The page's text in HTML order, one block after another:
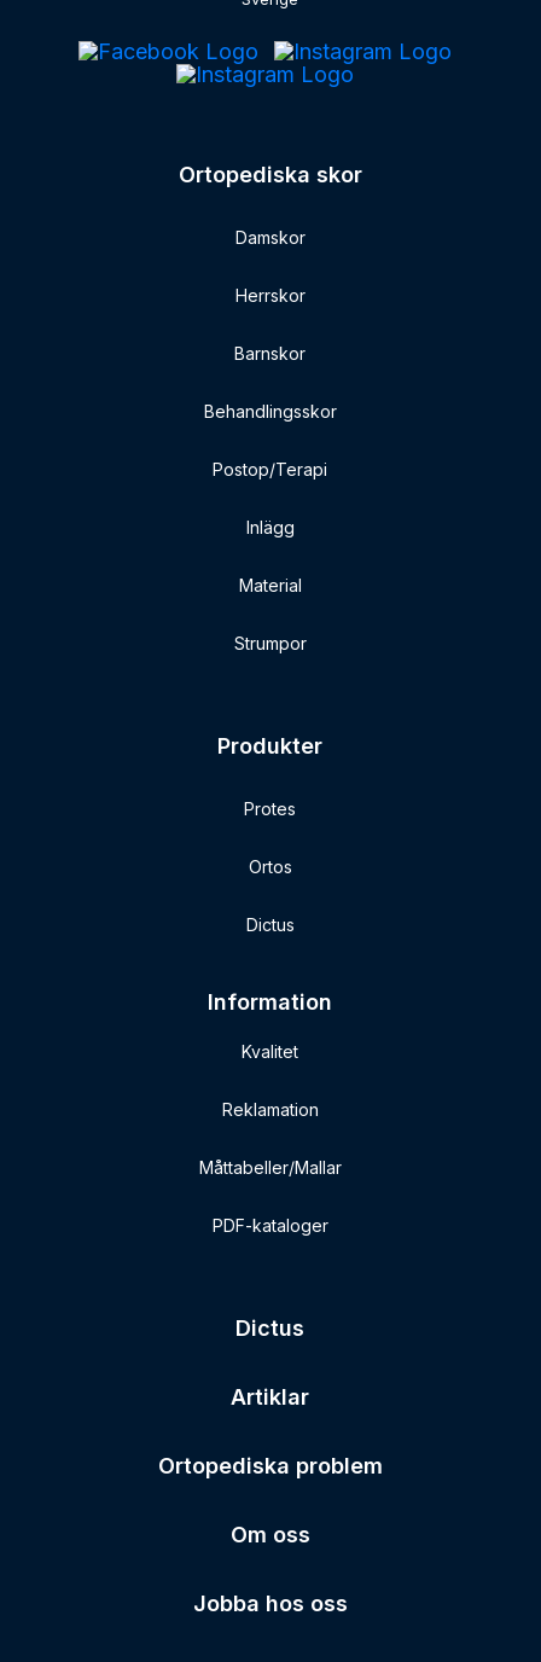
Ortopediska skor
Damskor
Herrskor
Barnskor
Behandlingsskor
Postop/Terapi
Inlägg
Material
Strumpor
Produkter
Protes
Ortos
Dictus
Information
Kvalitet
Reklamation
Måttabeller/Mallar
PDF-kataloger
Dictus
Artiklar
Ortopediska problem
Om oss
Jobba hos oss